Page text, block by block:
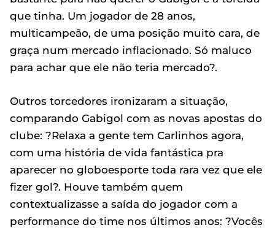
que tinha. Um jogador de 28 anos,
multicampeão, de uma posição muito cara, de
graça num mercado inflacionado. Só maluco
para achar que ele não teria mercado?.
Outros torcedores ironizaram a situação,
comparando Gabigol com as novas apostas do
clube: ?Relaxa a gente tem Carlinhos agora,
com uma história de vida fantástica pra
aparecer no globoesporte toda rara vez que ele
fizer gol?. Houve também quem
contextualizasse a saída do jogador com a
performance do time nos últimos anos: ?Vocês